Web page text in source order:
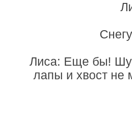
Лиса: Еще бы!
лапы и хвост не